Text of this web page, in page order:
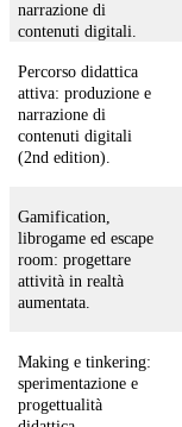
narrazione di
contenuti digitali.
Percorso didattica
attiva: produzione e
narrazione di
contenuti digitali
(2nd edition).
Gamification,
librogame ed escape
room: progettare
attività in realtà
aumentata.
Making e tinkering:
sperimentazione e
progettualità